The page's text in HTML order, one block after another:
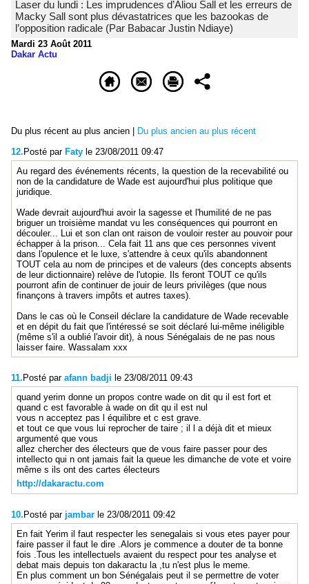
Laser du lundi : Les imprudences d’Aliou Sall et les erreurs de
Macky Sall sont plus dévastatrices que les bazookas de
l’opposition radicale (Par Babacar Justin Ndiaye)
Mardi 23 Août 2011
Dakar Actu
Du plus récent au plus ancien
Du plus ancien au plus récent
12. Posté par Faty le 23/08/2011 09:47
Au regard des événements récents, la question de la recevabilité ou
non de la candidature de Wade est aujourd'hui plus politique que
juridique.
Wade devrait aujourd'hui avoir la sagesse et l'humilité de ne pas
briguer un troisième mandat vu les conséquences qui pourront en
découler... Lui et son clan ont raison de vouloir rester au pouvoir pour
échapper à la prison... Cela fait 11 ans que ces personnes vivent
dans l'opulence et le luxe, s'attendre à ceux qu'ils abandonnent
TOUT cela au nom de principes et de valeurs (des concepts absents
de leur dictionnaire) relève de l'utopie. Ils feront TOUT ce qu'ils
pourront afin de continuer de jouir de leurs privilèges (que nous
finançons à travers impôts et autres taxes).
Dans le cas où le Conseil déclare la candidature de Wade recevable
et en dépit du fait que l'intéressé se soit déclaré lui-même inéligible
(même s'il a oublié l'avoir dit), à nous Sénégalais de ne pas nous
laisser faire. Wassalam xxx
11. Posté par afann badji le 23/08/2011 09:43
quand yerim donne un propos contre wade on dit qu il est fort et
quand c est favorable à wade on dit qu il est nul
vous n acceptez pas l équilibre et c est grave.
et tout ce que vous lui reprocher de taire ; il l a déjà dit et mieux
argumenté que vous
allez chercher des électeurs que de vous faire passer pour des
intellecto qui n ont jamais fait la queue les dimanche de vote et voire
même s ils ont des cartes électeurs
http://dakaractu.com
10. Posté par jambar le 23/08/2011 09:42
En fait Yerim il faut respecter les senegalais si vous etes payer pour
faire passer il faut le dire .Alors je commence a douter de ta bonne
fois .Tous les intellectuels avaient du respect pour tes analyse et
debat mais depuis ton dakaractu la ,tu n'est plus le meme.
En plus comment un bon Sénégalais peut il se permettre de voter